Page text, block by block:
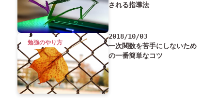
される指導法
2018/10/03
一次関数を苦手にしないため
の一番簡単なコツ
勉強のやり方